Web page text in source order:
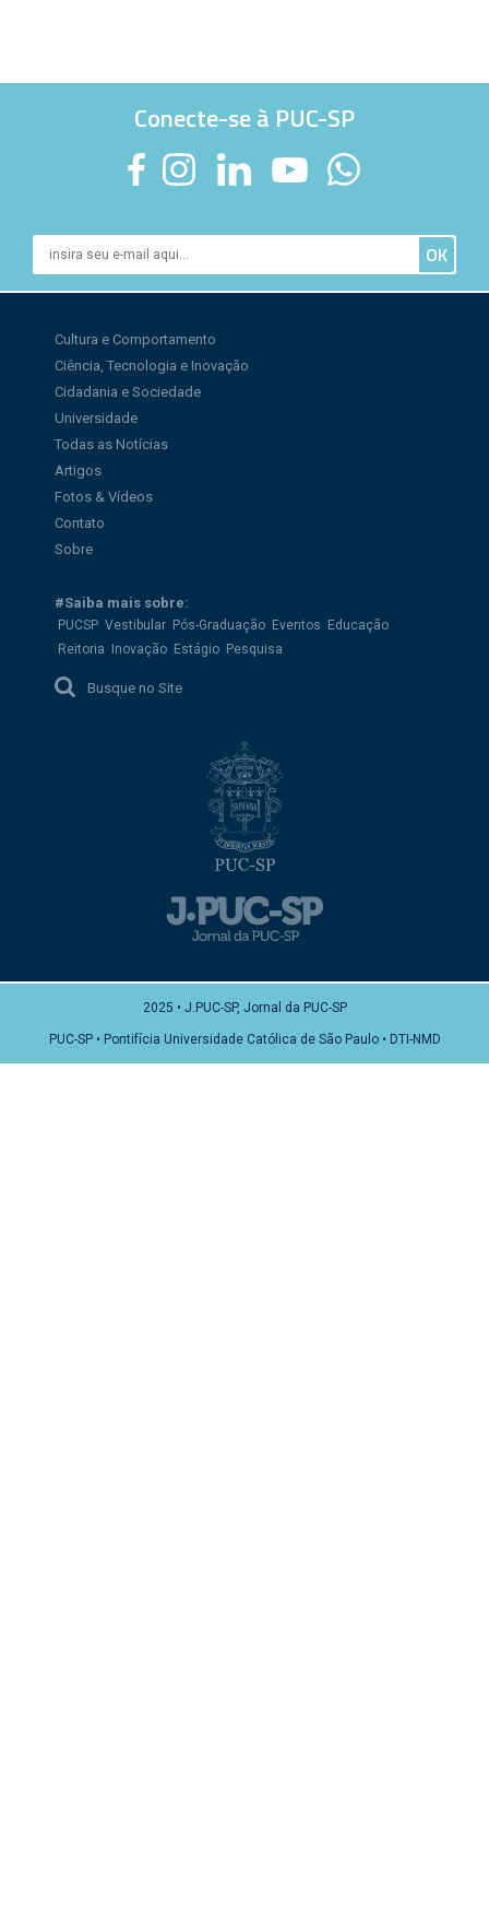
Conecte-se à PUC-SP
Cultura e Comportamento
Ciência, Tecnologia e Inovação
Cidadania e Sociedade
Universidade
Todas as Notícias
Artigos
Fotos & Vídeos
Contato
Sobre
#Saiba mais sobre:
PUCSP Vestibular Pós-Graduação Eventos Educação
Reitoria Inovação Estágio Pesquisa
Busque no Site
2025 • J.PUC-SP, Jornal da PUC-SP
PUC-SP • Pontifícia Universidade Católica de São Paulo • DTI-NMD